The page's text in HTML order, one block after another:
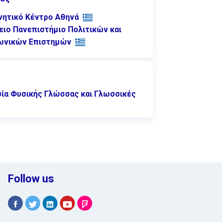
Κέντρο Αθηνά
Πανεπιστήμιο Πολιτικών και
Επιστημών
Φυσικής Γλώσσας και Γλωσσικές
Follow us